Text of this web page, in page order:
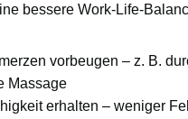
bessere Work-Life-
vorbeugen – z. B.
Massage
erhalten – weniger